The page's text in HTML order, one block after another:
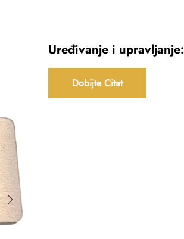
Uređivanje i upravljanje:
Dobijte Citat